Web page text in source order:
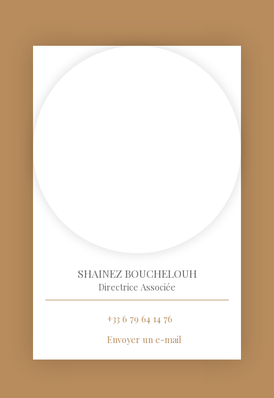
SHAINEZ BOUCHELOUH
Directrice Associée
+33 6 79 64 14 76
Envoyer un e-mail